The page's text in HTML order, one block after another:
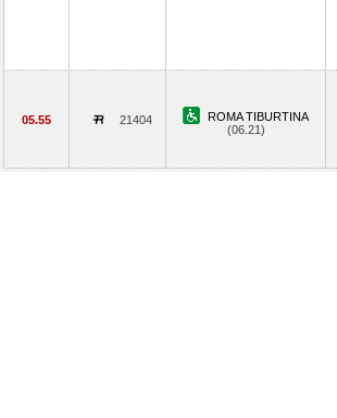
05.55 21404
ROMA TIBURTINA
(06.21)